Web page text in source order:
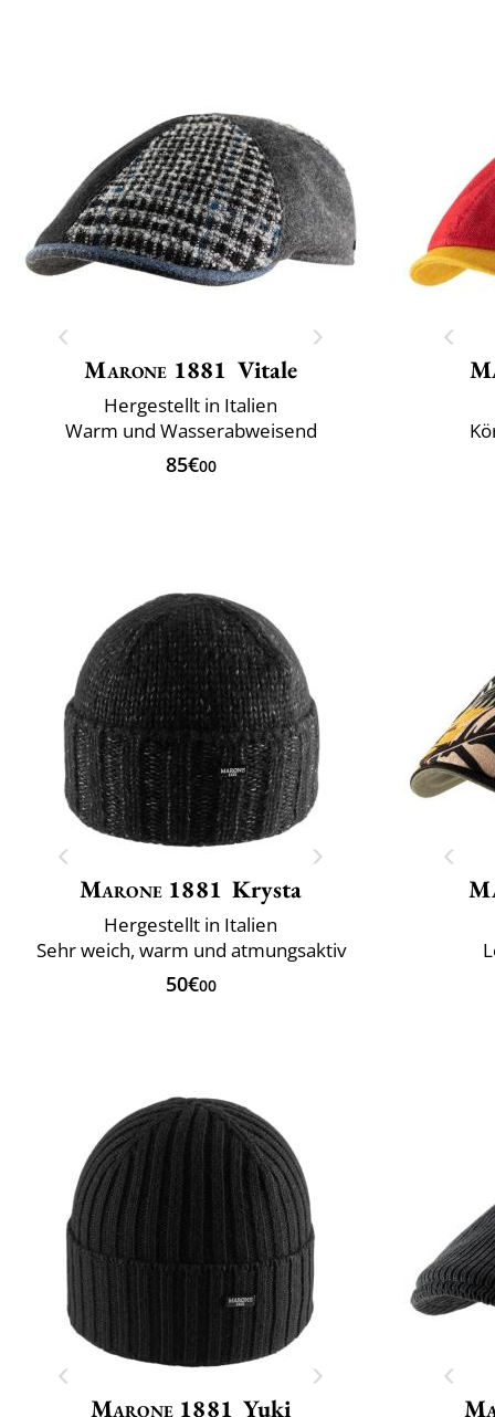
Marone 1881 Vitale
Hergestellt in Italien
Warm und Wasserabweisend
85€00
Marone 1881 Krysta
Hergestellt in Italien
Sehr weich, warm und atmungsaktiv
50€00
Marone 1881 Yuki